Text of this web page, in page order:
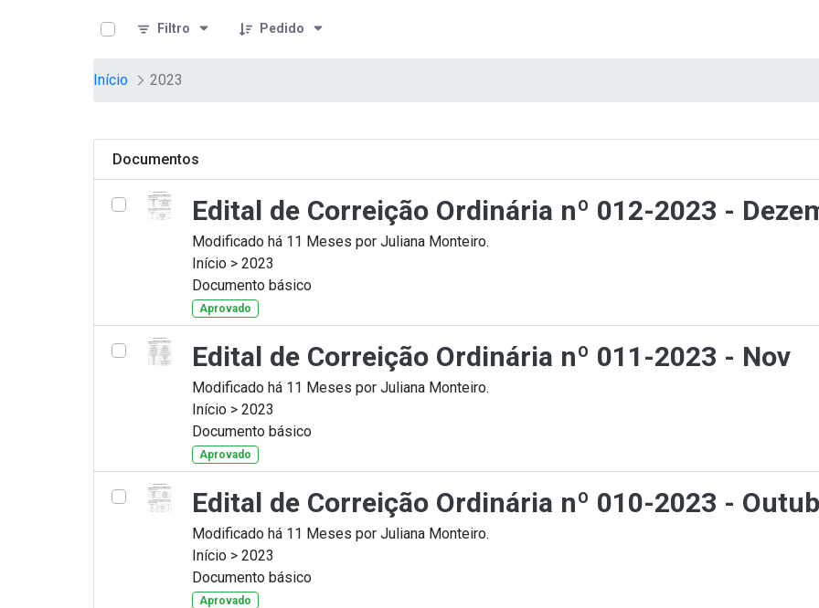
teste descricaoFiltro
Pedido
Início 2023
Documentos
Edital de Correição Ordinária nº 012-2023 -
Modificado há 11 Meses por Juliana Monteiro.
Início > 2023
Documento básico
Aprovado
Edital de Correição Ordinária nº 011-2023 - Nov
Modificado há 11 Meses por Juliana Monteiro.
Início > 2023
Documento básico
Aprovado
Edital de Correição Ordinária nº 010-2023 -
Modificado há 11 Meses por Juliana Monteiro.
Início > 2023
Documento básico
Aprovado